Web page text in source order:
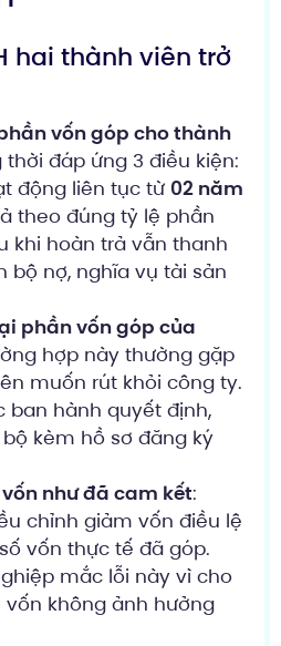
hai thành viên trở
vốn góp cho thành
thời đáp ứng 3 điều kiện:
động liên tục từ 02 năm
theo đúng tỷ lệ phần
khi hoàn trả vẫn thanh
bộ nợ, nghĩa vụ tài sản
phần vốn góp của
hợp này thường gặp
muốn rút khỏi công ty.
ban hành quyết định,
kèm hồ sơ đăng ký
như đã cam kết:
chỉnh giảm vốn điều lệ
vốn thực tế đã góp.
mắc lỗi này vì cho
không ảnh hưởng